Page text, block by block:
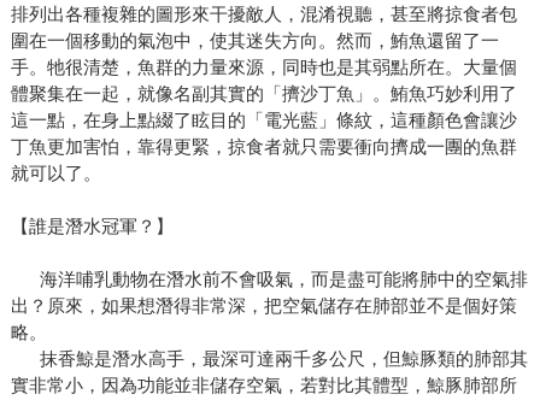
排列出各種複雜的圖形來干擾敵人，混淆視聽，甚至將掠食者包
圍在一個移動的氣泡中，使其迷失方向。然而，鮪魚還留了一
手。牠很清楚，魚群的力量來源，同時也是其弱點所在。大量個
體聚集在一起，就像名副其實的「擠沙丁魚」。鮪魚巧妙利用了
這一點，在身上點綴了眩目的「電光藍」條紋，這種顏色會讓沙
丁魚更加害怕，靠得更緊，掠食者就只需要衝向擠成一團的魚群
就可以了。
【誰是潛水冠軍？】
海洋哺乳動物在潛水前不會吸氣，而是盡可能將肺中的空氣排
出？原來，如果想潛得非常深，把空氣儲存在肺部並不是個好策
略。
抹香鯨是潛水高手，最深可達兩千多公尺，但鯨豚類的肺部其
實非常小，因為功能並非儲存空氣，若對比其體型，鯨豚肺部所